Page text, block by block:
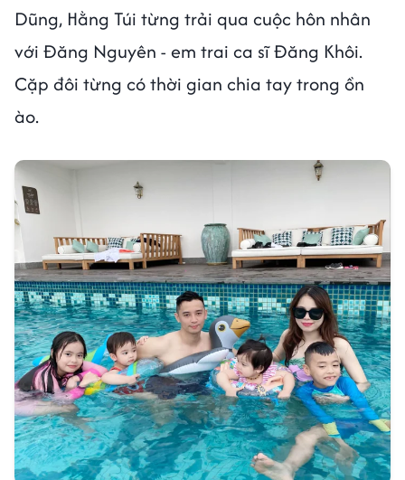
Dũng, Hằng Túi từng trải qua cuộc hôn nhân
với Đăng Nguyên - em trai ca sĩ Đăng Khôi.
Cặp đôi từng có thời gian chia tay trong ồn
ào.